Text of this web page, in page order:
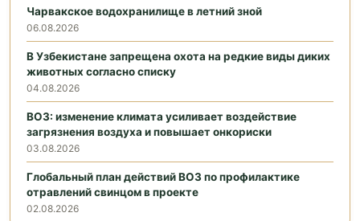
Чарвакское водохранилище в летний зной
06.08.2026
В Узбекистане запрещена охота на редкие виды диких
животных согласно списку
04.08.2026
ВОЗ: изменение климата усиливает воздействие
загрязнения воздуха и повышает онкориски
03.08.2026
Глобальный план действий ВОЗ по профилактике
отравлений свинцом в проекте
02.08.2026